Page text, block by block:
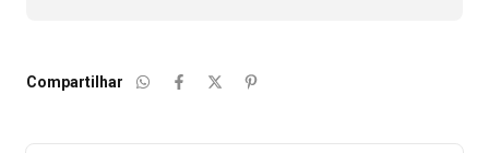
Compartilhar